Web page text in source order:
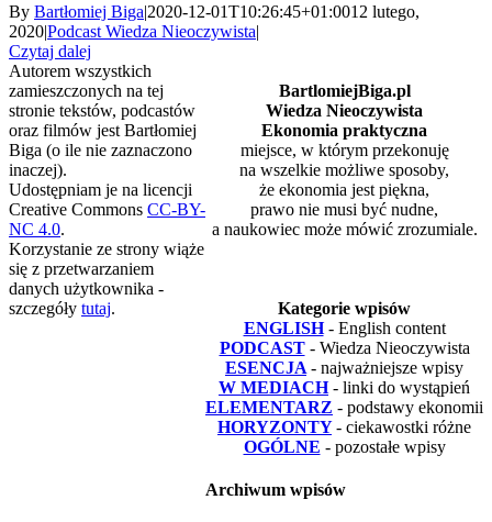
By Bartłomiej Biga|2020-12-01T10:26:45+01:0012 lutego,
2020|Podcast Wiedza Nieoczywista|
Czytaj dalej
BartlomiejBiga.pl
Wiedza Nieoczywista
Ekonomia praktyczna
miejsce, w którym przekonuję
na wszelkie możliwe sposoby,
że ekonomia jest piękna,
prawo nie musi być nudne,
a naukowiec może mówić zrozumiale.
Kategorie wpisów
ENGLISH - English content
PODCAST - Wiedza Nieoczywista
ESENCJA - najważniejsze wpisy
W MEDIACH - linki do wystąpień
ELEMENTARZ - podstawy ekonomii
HORYZONTY - ciekawostki różne
OGÓLNE - pozostałe wpisy
Archiwum wpisów
Autorem wszystkich
zamieszczonych na tej
stronie tekstów, podcastów
oraz filmów jest Bartłomiej
Biga (o ile nie zaznaczono
inaczej).
Udostępniam je na licencji
Creative Commons CC-BY-
NC 4.0.
Korzystanie ze strony wiąże
się z przetwarzaniem
danych użytkownika -
szczegóły tutaj.